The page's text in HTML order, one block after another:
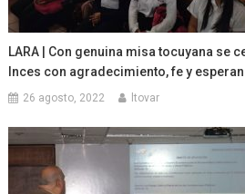
LARA | Con genuina misa tocuyana se
Inces con agradecimiento, fe y
26 agosto, 2022 ltovar